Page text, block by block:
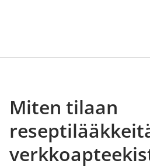
Miten tilaan